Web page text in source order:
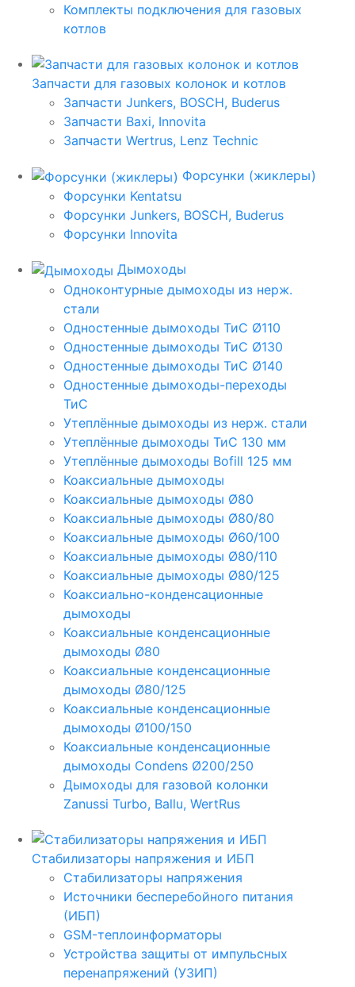
Комплекты подключения для газовых
котлов
Запчасти для газовых колонок и котлов
Запчасти Junkers, BOSCH, Buderus
Запчасти Baxi, Innovita
Запчасти Wertrus, Lenz Technic
Форсунки (жиклеры)
Форсунки Kentatsu
Форсунки Junkers, BOSCH, Buderus
Форсунки Innovita
Дымоходы
Одноконтурные дымоходы из нерж.
стали
Одностенные дымоходы ТиС Ø110
Одностенные дымоходы ТиС Ø130
Одностенные дымоходы ТиС Ø140
Одностенные дымоходы-переходы
ТиС
Утеплённые дымоходы из нерж. стали
Утеплённые дымоходы ТиС 130 мм
Утеплённые дымоходы Bofill 125 мм
Коаксиальные дымоходы
Коаксиальные дымоходы Ø80
Коаксиальные дымоходы Ø80/80
Коаксиальные дымоходы Ø60/100
Коаксиальные дымоходы Ø80/110
Коаксиальные дымоходы Ø80/125
Коаксиально-конденсационные
дымоходы
Коаксиальные конденсационные
дымоходы Ø80
Коаксиальные конденсационные
дымоходы Ø80/125
Коаксиальные конденсационные
дымоходы Ø100/150
Коаксиальные конденсационные
дымоходы Condens Ø200/250
Дымоходы для газовой колонки
Zanussi Turbo, Ballu, WertRus
Стабилизаторы напряжения и ИБП
Стабилизаторы напряжения
Источники бесперебойного питания
(ИБП)
GSM-теплоинформаторы
Устройства защиты от импульсных
перенапряжений (УЗИП)